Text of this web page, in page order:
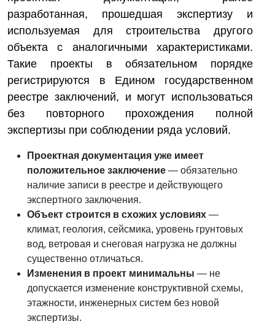
разработанная, прошедшая экспертизу и
используемая для строительства другого
объекта с аналогичными характеристиками.
Такие проекты в обязательном порядке
регистрируются в Едином государственном
реестре заключений, и могут использоваться
без повторного прохождения полной
экспертизы при соблюдении ряда условий.
Проектная документация уже имеет
положительное заключение — обязательно
наличие записи в реестре и действующего
экспертного заключения.
Объект строится в схожих условиях —
климат, геология, сейсмика, уровень грунтовых
вод, ветровая и снеговая нагрузка не должны
существенно отличаться.
Изменения в проект минимальны — не
допускается изменение конструктивной схемы,
этажности, инженерных систем без новой
экспертизы.